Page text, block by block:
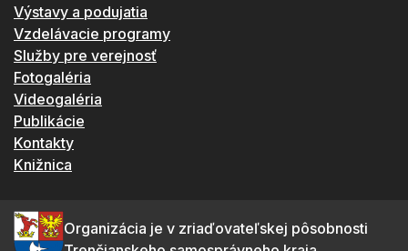
Výstavy a podujatia
Vzdelávacie programy
Služby pre verejnosť
Fotogaléria
Videogaléria
Publikácie
Kontakty
Knižnica
Organizácia je v zriaďovateľskej pôsobnosti